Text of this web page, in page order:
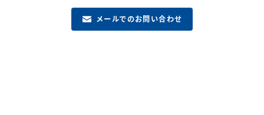
メールでのお問い合わせ